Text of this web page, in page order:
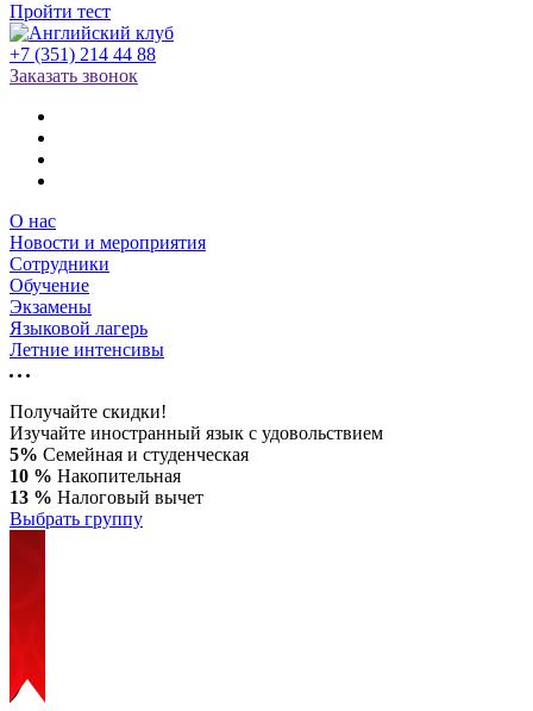
Пройти тест
+7 (351) 214 44 88
Заказать звонок
О нас
Новости и мероприятия
Сотрудники
Обучение
Экзамены
Языковой лагерь
Летние интенсивы
Получайте скидки!
Изучайте иностранный язык с удовольствием
5% Семейная и студенческая
10 % Накопительная
13 % Налоговый вычет
Выбрать группу